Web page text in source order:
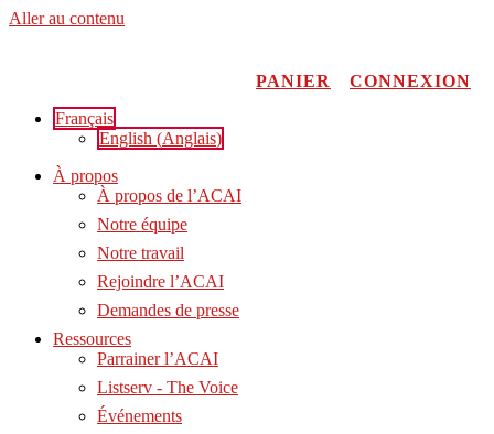
Aller au contenu
PANIER
CONNEXION
Français
English (Anglais)
À propos
À propos de l’ACAI
Notre équipe
Notre travail
Rejoindre l’ACAI
Demandes de presse
Ressources
Parrainer l’ACAI
Listserv - The Voice
Événements